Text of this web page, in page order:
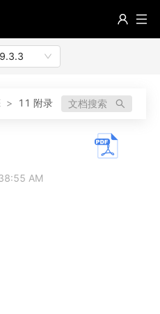
9.3.3
> 11 附录 文档搜索
AM